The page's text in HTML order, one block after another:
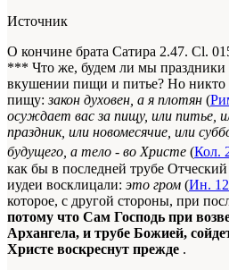
Источник
О кончине брата Сатира 2.47. Сl.
*** Что же, будем ли мы праздники
вкушении пищи и питье? Но никто
пищу:закон духовен, а я плотян (
осуждает вас за пищу, или питье,
праздник, или новомесячие, или
будущего, а тело - во Христе (Кол.
как бы в последней трубе Отческий
иудеи восклицали: это гром (Ин.
которое, с другой стороны, при
потому что Сам Господь при
Архангела, и трубе Божией,
Христе воскреснут прежде .